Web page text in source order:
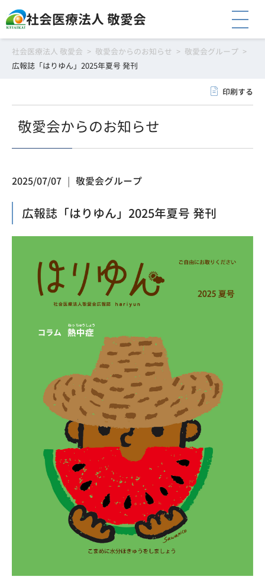
社会医療法人 敬愛会
社会医療法人 敬愛会 > 敬愛会からのお知らせ > 敬愛会グループ >
広報誌「はりゆん」2025年夏号 発刊
印刷する
敬愛会からのお知らせ
2025/07/07 敬愛会グループ
広報誌「はりゆん」2025年夏号 発刊